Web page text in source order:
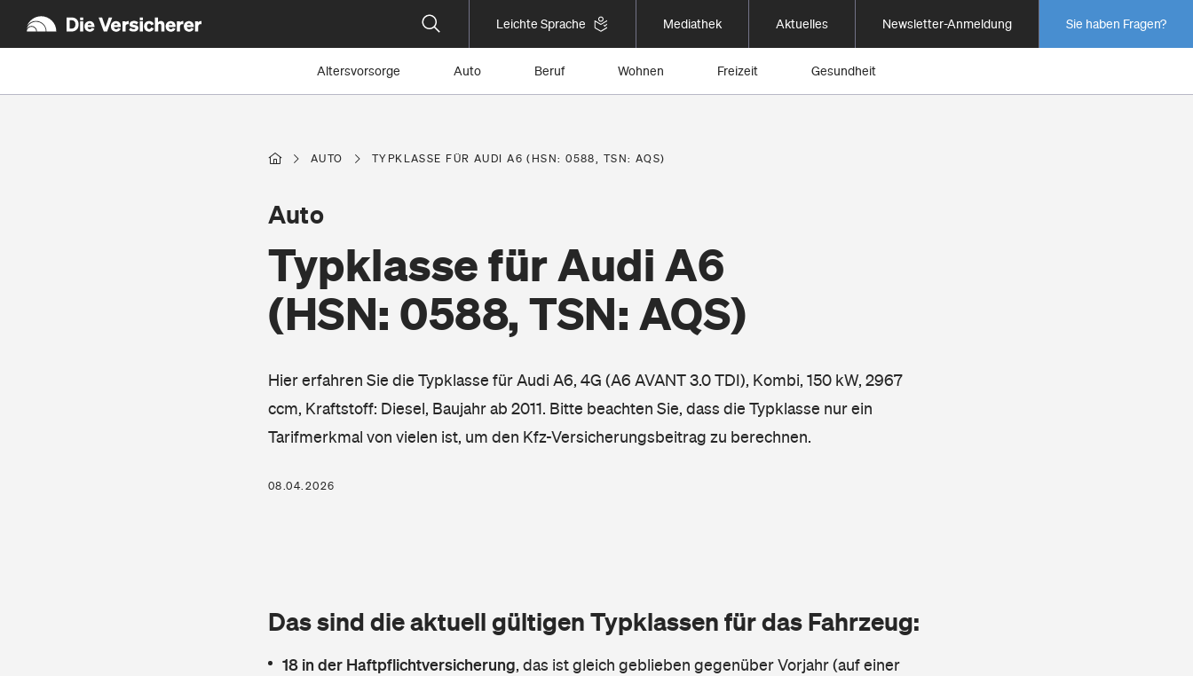
Leichte Sprache Mediathek Aktuelles Newsletter-Anmeldung Sie haben Fragen?
Altersvorsorge Auto Beruf Wohnen Freizeit Gesundheit
AUTO TYPKLASSE FÜR AUDI A6 (HSN: 0588, TSN: AQS)
Typklasse für Audi A6
(HSN: 0588, TSN: AQS)
Auto
Hier erfahren Sie die Typklasse für Audi A6, 4G (A6 AVANT 3.0 TDI), Kombi, 150 kW, 2967
ccm, Kraftstoff: Diesel, Baujahr ab 2011. Bitte beachten Sie, dass die Typklasse nur ein
Tarifmerkmal von vielen ist, um den Kfz-Versicherungsbeitrag zu berechnen.
08.04.2026
Das sind die aktuell gültigen Typklassen für das Fahrzeug:
18 in der Haftpflichtversicherung, das ist gleich geblieben gegenüber Vorjahr (auf einer